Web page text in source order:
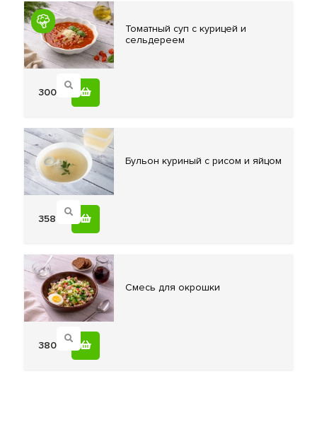
Томатный суп с курицей и
сельдереем
300
Бульон куриный с рисом и яйцом
358
Смесь для окрошки
380